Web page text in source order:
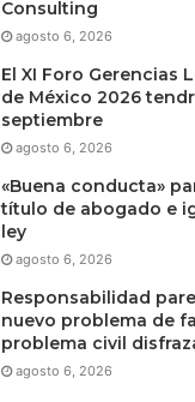
Consulting
agosto 6, 2026
El XI Foro Gerencias
de México 2026
septiembre
agosto 6, 2026
«Buena conducta»
título de abogado e
ley
agosto 6, 2026
Responsabilidad
nuevo problema de
problema civil
agosto 6, 2026